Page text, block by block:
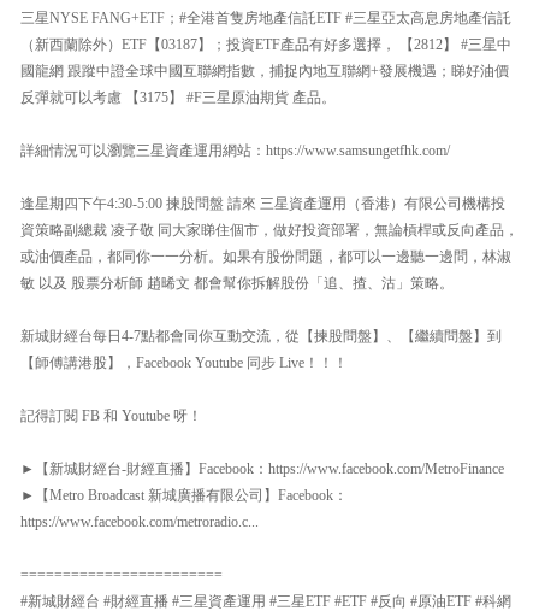
三星NYSE FANG+ETF；#全港首隻房地產信託ETF #三星亞太高息房地產信託
（新西蘭除外）ETF【03187】；投資ETF產品有好多選擇， 【2812】 #三星中
國龍網 跟蹤中證全球中國互聯網指數，捕捉內地互聯網+發展機遇；睇好油價
反彈就可以考慮 【3175】 #F三星原油期貨 產品。
詳細情況可以瀏覽三星資產運用網站：https://www.samsungetfhk.com/
逢星期四下午4:30-5:00 揀股問盤 請來 三星資產運用（香港）有限公司機構投
資策略副總裁 凌子敬 同大家睇住個市，做好投資部署，無論槓桿或反向產品，
或油價產品，都同你一一分析。如果有股份問題，都可以一邊聽一邊問，林淑
敏 以及 股票分析師 趙晞文 都會幫你拆解股份「追、揸、沽」策略。
新城財經台每日4-7點都會同你互動交流，從【揀股問盤】、【繼續問盤】到
【師傅講港股】，Facebook Youtube 同步 Live！！！
記得訂閱 FB 和 Youtube 呀！
►【新城財經台-財經直播】Facebook：https://www.facebook.com/MetroFinance
►【Metro Broadcast 新城廣播有限公司】Facebook：
https://www.facebook.com/metroradio.c...
========================
#新城財經台 #財經直播 #三星資產運用 #三星ETF #ETF #反向 #原油ETF #科網